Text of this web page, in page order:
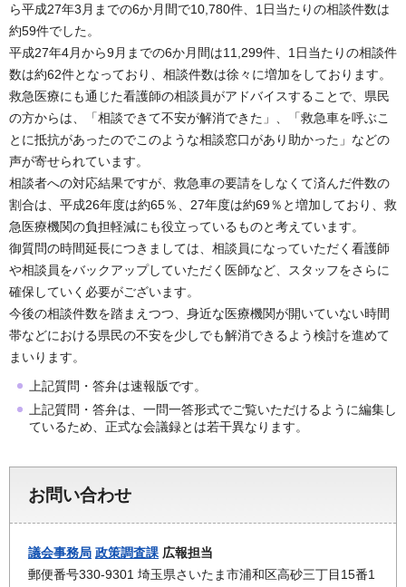
ら平成27年3月までの6か月間で10,780件、1日当たりの相談件数は
約59件でした。
平成27年4月から9月までの6か月間は11,299件、1日当たりの相談件
数は約62件となっており、相談件数は徐々に増加をしております。
救急医療にも通じた看護師の相談員がアドバイスすることで、県民
の方からは、「相談できて不安が解消できた」、「救急車を呼ぶこ
とに抵抗があったのでこのような相談窓口があり助かった」などの
声が寄せられています。
相談者への対応結果ですが、救急車の要請をしなくて済んだ件数の
割合は、平成26年度は約65％、27年度は約69％と増加しており、救
急医療機関の負担軽減にも役立っているものと考えています。
御質問の時間延長につきましては、相談員になっていただく看護師
や相談員をバックアップしていただく医師など、スタッフをさらに
確保していく必要がございます。
今後の相談件数を踏まえつつ、身近な医療機関が開いていない時間
帯などにおける県民の不安を少しでも解消できるよう検討を進めて
まいります。
上記質問・答弁は速報版です。
上記質問・答弁は、一問一答形式でご覧いただけるように編集し
ているため、正式な会議録とは若干異なります。
お問い合わせ
議会事務局 政策調査課 広報担当
郵便番号330-9301 埼玉県さいたま市浦和区高砂三丁目15番1